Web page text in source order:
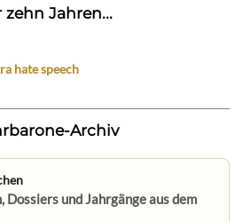
zehn Jahren...
hate speech
Archiv
Dossiers und Jahrgänge aus dem